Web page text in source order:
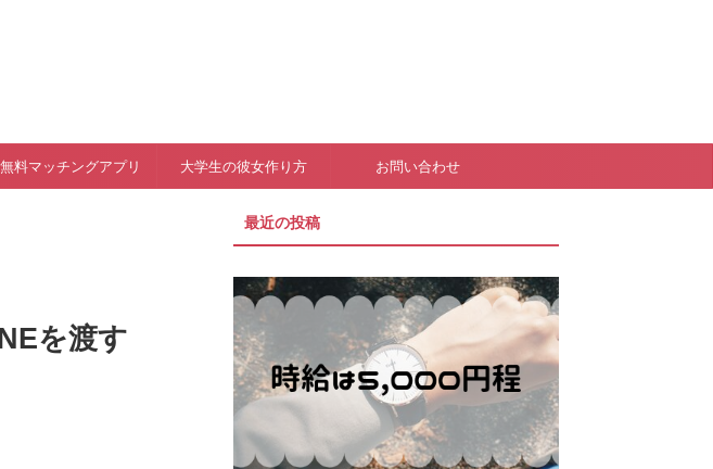
無料マッチングアプリ 大学生の彼女作り方 お問い合わせ
を渡す
最近の投稿